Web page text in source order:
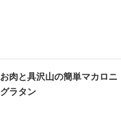
お肉と具沢山の簡単マカロニ
グラタン